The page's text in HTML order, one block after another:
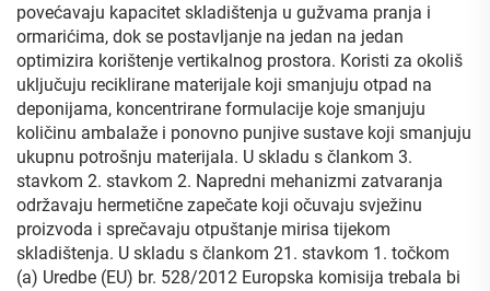
povećavaju kapacitet skladištenja u gužvama pranja i
ormarićima, dok se postavljanje na jedan na jedan
optimizira korištenje vertikalnog prostora. Koristi za okoliš
uključuju reciklirane materijale koji smanjuju otpad na
deponijama, koncentrirane formulacije koje smanjuju
količinu ambalaže i ponovno punjive sustave koji smanjuju
ukupnu potrošnju materijala. U skladu s člankom 3.
stavkom 2. stavkom 2. Napredni mehanizmi zatvaranja
održavaju hermetične zapečate koji očuvaju svježinu
proizvoda i sprečavaju otpuštanje mirisa tijekom
skladištenja. U skladu s člankom 21. stavkom 1. točkom
(a) Uredbe (EU) br. 528/2012 Europska komisija trebala bi